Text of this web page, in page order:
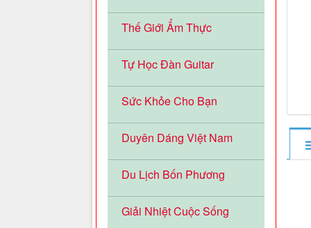
Thế Giới Ẩm Thực
Tự Học Đàn Guitar
Sức Khỏe Cho Bạn
Duyên Dáng Việt Nam
Du Lịch Bốn Phương
Giải Nhiệt Cuộc Sống